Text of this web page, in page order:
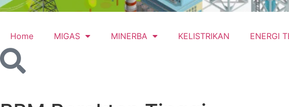
Home MIGAS MINERBA KELISTRIKAN ENERGI